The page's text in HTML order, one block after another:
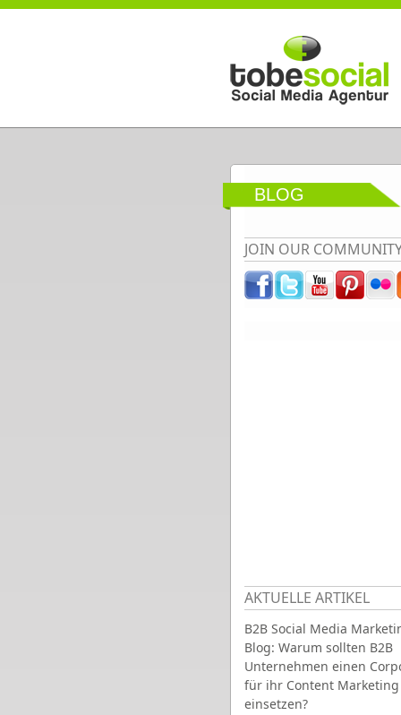
Direkt zum Inhalt
BLOG
JOIN OUR
AKTUELLE ARTIKEL
B2B Social Media
Blog: Warum sollten B2B
Unternehmen einen
für ihr Content Marketing
einsetzen?